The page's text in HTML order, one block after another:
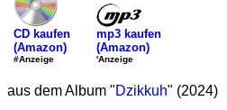
CD kaufen
(Amazon)
#Anzeige
mp3 kaufen
(Amazon)
'Anzeige
aus dem Album "Dzikkuh" (2024)